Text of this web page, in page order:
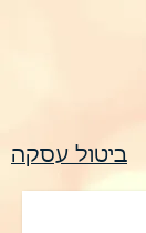
ביטול עסקה